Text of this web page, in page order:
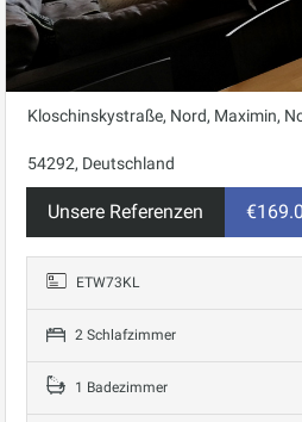
Kloschinskystraße, Nord, Maximin,
54292, Deutschland
Unsere Referenzen
ETW73KL
2 Schlafzimmer
1 Badezimmer